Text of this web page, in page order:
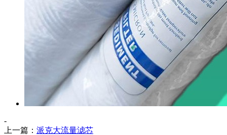
-
上一篇： 派克大流量滤芯